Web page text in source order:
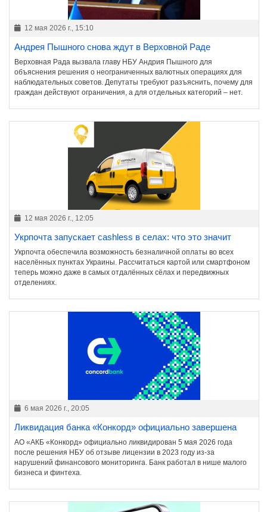
12 мая 2026 г., 15:10
Андрея Пышного снова ждут в Верховной Раде
Верховная Рада вызвала главу НБУ Андрия Пышного для
объяснения решения о неограниченных валютных операциях для
наблюдательных советов. Депутаты требуют разъяснить, почему для
граждан действуют ограничения, а для отдельных категорий – нет.
12 мая 2026 г., 12:05
Укрпочта запускает cashless в селах: что это значит
Укрпочта обеспечила возможность безналичной оплаты во всех
населённых пунктах Украины. Рассчитаться картой или смартфоном
теперь можно даже в самых отдалённых сёлах и передвижных
отделениях.
6 мая 2026 г., 20:05
Ликвидация банка «Конкорд» официально завершена
АО «АКБ «Конкорд» официально ликвидирован 5 мая 2026 года
после решения НБУ об отзыве лицензии в 2023 году из-за
нарушений финансового мониторинга. Банк работал в нише малого
бизнеса и финтеха.